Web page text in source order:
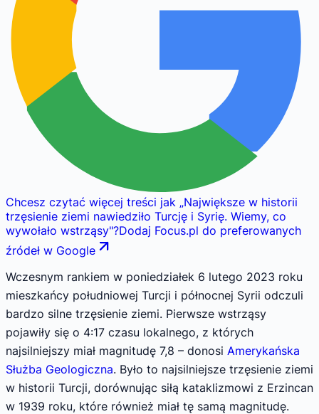
Chcesz czytać więcej treści jak „Największe w historii
trzęsienie ziemi nawiedziło Turcję i Syrię. Wiemy, co
wywołało wstrząsy"?Dodaj Focus.pl do preferowanych
źródeł w Google
Wczesnym rankiem w poniedziałek 6 lutego 2023 roku
mieszkańcy południowej Turcji i północnej Syrii odczuli
bardzo silne trzęsienie ziemi. Pierwsze wstrząsy
pojawiły się o 4:17 czasu lokalnego, z których
najsilniejszy miał magnitudę 7,8 – donosi Amerykańska
Służba Geologiczna. Było to najsilniejsze trzęsienie ziemi
w historii Turcji, dorównując siłą kataklizmowi z Erzincan
w 1939 roku, które również miał tę samą magnitudę.